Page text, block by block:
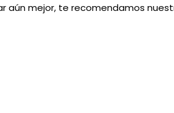
aún mejor, te recomendamos